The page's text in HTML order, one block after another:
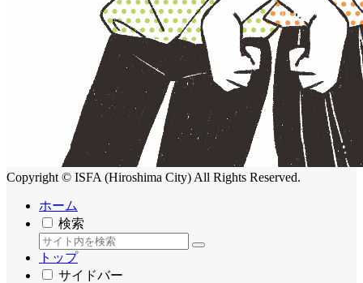
Copyright © ISFA (Hiroshima City) All Rights Reserved.
ホーム
検索
トップ
サイドバー